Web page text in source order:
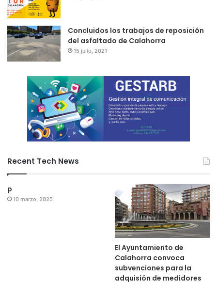
Concluidos los trabajos de reposición
del asfaltado de Calahorra
15 julio, 2021
Recent Tech News
p
10 marzo, 2025
El Ayuntamiento de
Calahorra convoca
subvenciones para la
adquisión de medidores